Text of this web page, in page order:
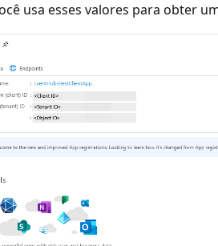
usa esses valores para obter